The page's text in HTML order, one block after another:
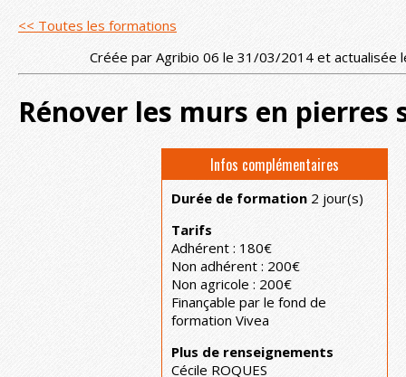
<< Toutes les formations
Créée par Agribio 06 le 31/03/2014 et actualisée
Rénover les murs en pierres
Infos complémentaires
Durée de formation 2 jour(s)
Tarifs
Adhérent : 180€
Non adhérent : 200€
Non agricole : 200€
Finançable par le fond de
formation Vivea
Plus de renseignements
Cécile ROQUES